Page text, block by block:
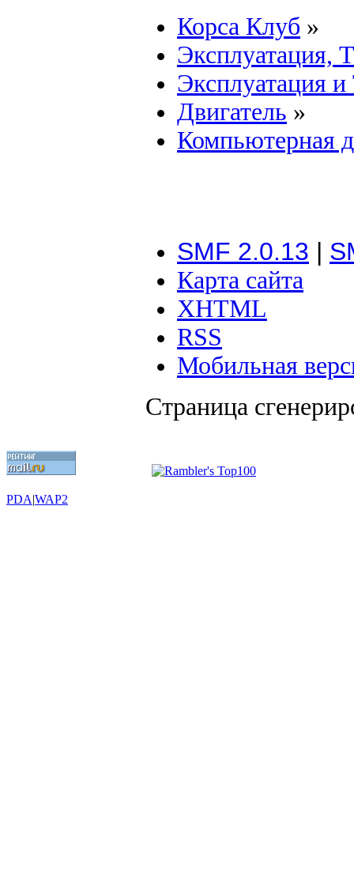
Корса Клуб »
Эксплуатация,
Эксплуатация
Двигатель »
Компьютерная
SMF 2.0.13 |
Карта сайта
XHTML
RSS
Мобильная
Страница
PDA|WAP2